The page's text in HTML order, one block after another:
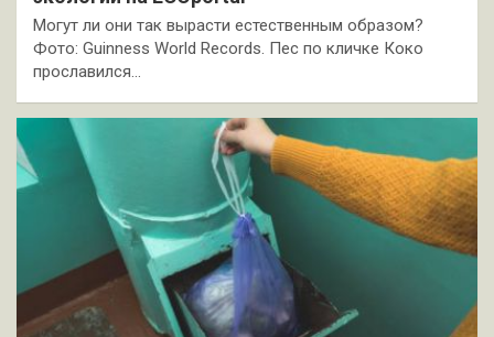
Могут ли они так вырасти естественным образом?
Фото: Guinness World Records. Пес по кличке Коко
прославился…